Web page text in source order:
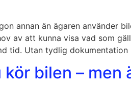
annan än ägaren använder
av att kunna visa vad som
tid. Utan tydlig
kör bilen –